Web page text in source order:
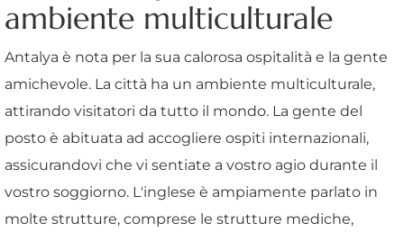
ambiente multiculturale
Antalya è nota per la sua calorosa ospitalità e la gente
amichevole. La città ha un ambiente multiculturale,
attirando visitatori da tutto il mondo. La gente del
posto è abituata ad accogliere ospiti internazionali,
assicurandovi che vi sentiate a vostro agio durante il
vostro soggiorno. L'inglese è ampiamente parlato in
molte strutture, comprese le strutture mediche,